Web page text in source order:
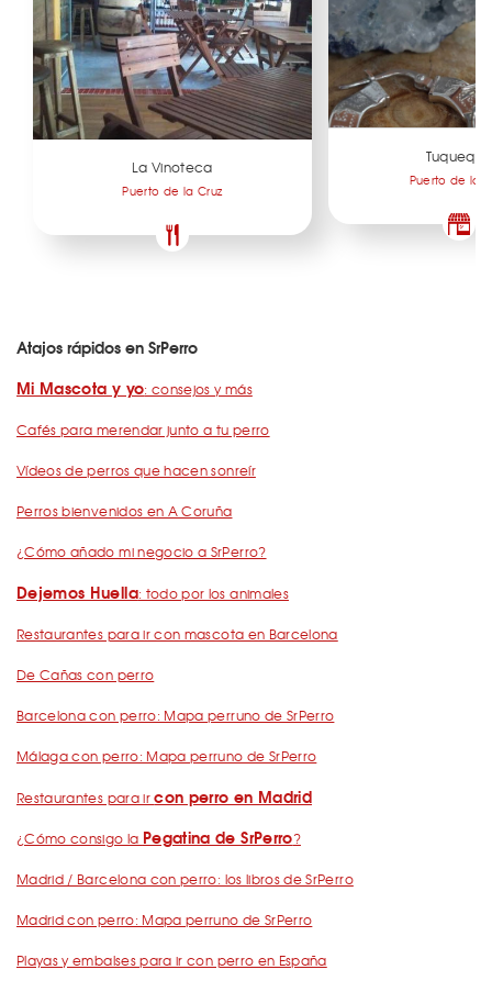
La Vinoteca
Puerto de la Cruz
Tuqueque
Puerto de la
Atajos rápidos en SrPerro
Mi Mascota y yo: consejos y más
Cafés para merendar junto a tu perro
Vídeos de perros que hacen sonreír
Perros bienvenidos en A Coruña
¿Cómo añado mi negocio a SrPerro?
Dejemos Huella: todo por los animales
Restaurantes para ir con mascota en Barcelona
De Cañas con perro
Barcelona con perro: Mapa perruno de SrPerro
Málaga con perro: Mapa perruno de SrPerro
Restaurantes para ircon perro en Madrid
¿Cómo consigo la Pegatina de SrPerro?
Madrid / Barcelona con perro: los libros de SrPerro
Madrid con perro: Mapa perruno de SrPerro
Playas y embalses para ir con perro en España